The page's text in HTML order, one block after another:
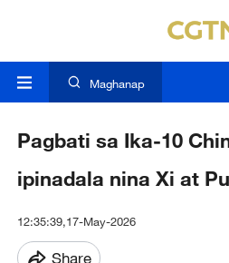
Maghanap
Pagbati sa Ika-10
ipinadala nina Xi at
12:35:39,17-May-2026
Share